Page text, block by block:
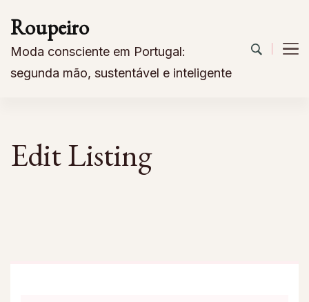
Roupeiro
Moda consciente em Portugal:
segunda mão, sustentável e inteligente
Edit Listing